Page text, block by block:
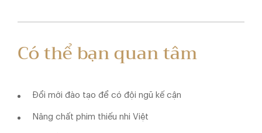
Có thể bạn quan tâm
Đổi mới đào tạo để có đội ngũ kế cận
Nâng chất phim thiếu nhi Việt